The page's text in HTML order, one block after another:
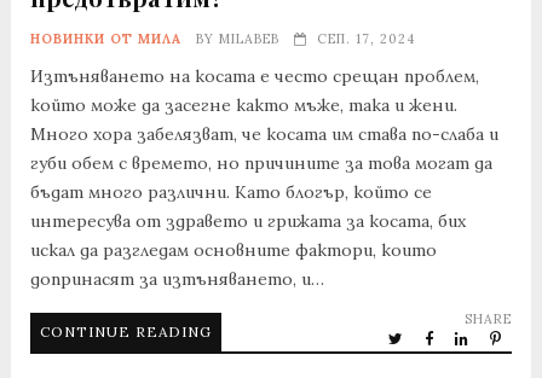
НОВИНКИ ОТ МИЛА BY MILABEB СЕП. 17, 2024
Изтъняването на косата е често срещан проблем,
който може да засегне както мъже, така и жени.
Много хора забелязват, че косата им става по-слаба и
губи обем с времето, но причините за това могат да
бъдат много различни. Като блогър, който се
интересува от здравето и грижата за косата, бих
искал да разгледам основните фактори, които
допринасят за изтъняването, и…
CONTINUE READING
SHARE